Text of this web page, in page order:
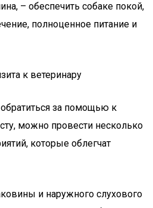
– обеспечить собаке покой,
полноценное питание и
к ветеринару
обратиться за помощью к
можно провести несколько
которые облегчат
и наружного слухового